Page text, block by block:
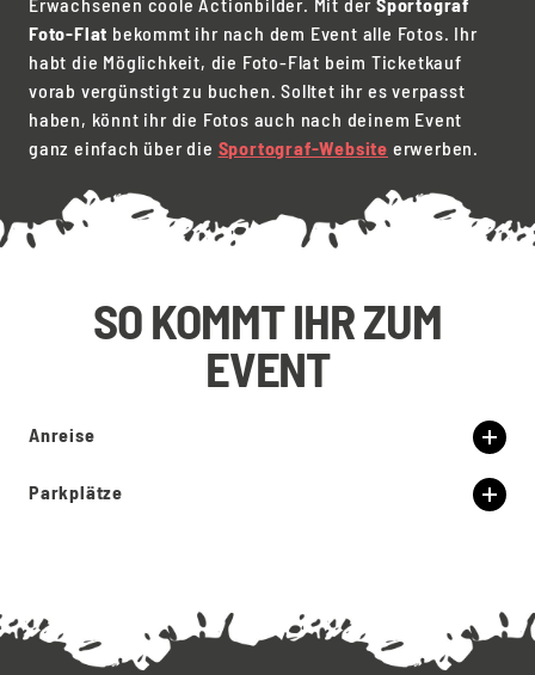
Foto-Flat bekommt ihr nach dem Event alle Fotos. Ihr
habt die Möglichkeit, die Foto-Flat beim Ticketkauf
vorab vergünstigt zu buchen. Solltet ihr es verpasst
haben, könnt ihr die Fotos auch nach deinem Event
ganz einfach über die Sportograf-Website erwerben.
SO KOMMT IHR ZUM
EVENT
Anreise
Parkplätze